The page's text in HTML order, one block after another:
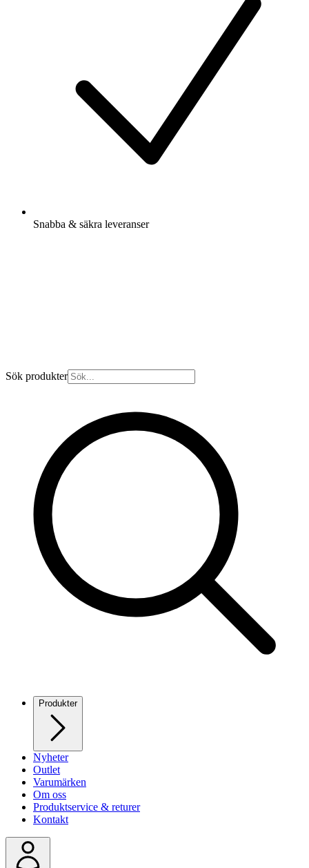
Snabba & säkra leveranser
Sök produkter
Produkter
Nyheter
Outlet
Varumärken
Om oss
Produktservice & returer
Kontakt